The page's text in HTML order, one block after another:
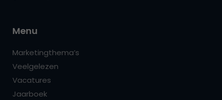
Menu
Marketingthema’s
Veelgelezen
Vacatures
Jaarboek